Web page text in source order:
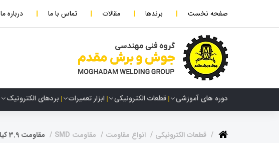
صفحه نخست برندها مقالات تماس با ما درباره ما
دوره های آموزشی قطعات الکترونیکی ابزار تعمیرات بردهای الکترونیک
قطعات الکترونیکی انواع مقاومت مقاومت SMD مقاومت 3.9 کیلو اهم SMD سایز 1206